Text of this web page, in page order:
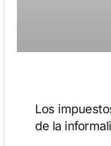
Los
de la